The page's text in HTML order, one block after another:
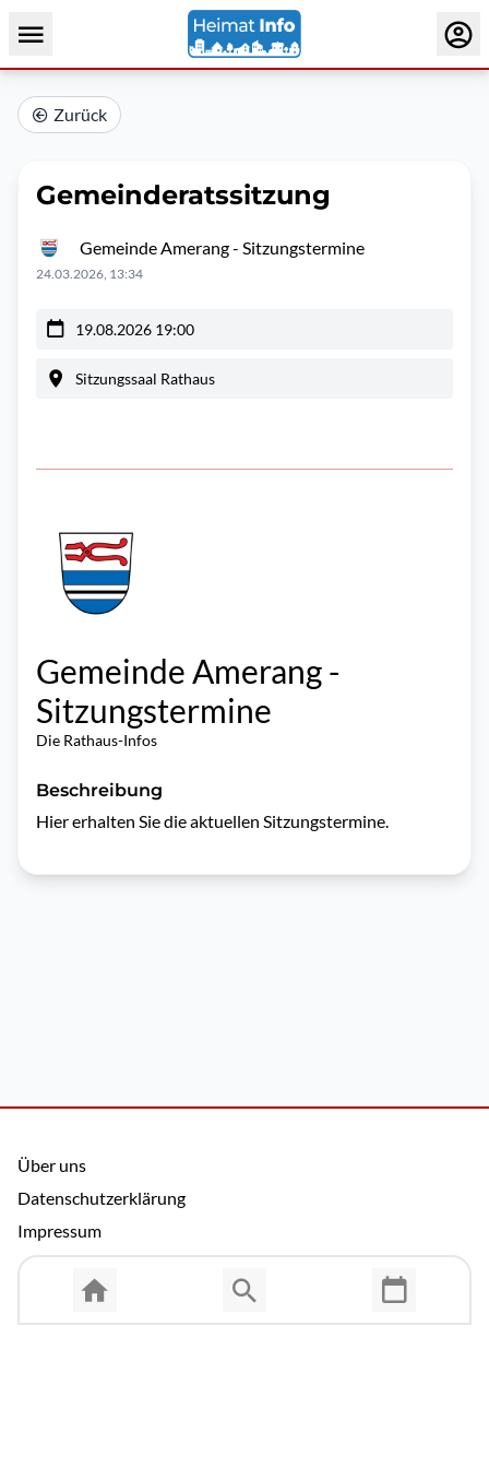
Zurück
Gemeinderatssitzung
Gemeinde Amerang - Sitzungstermine
24.03.2026, 13:34
19.08.2026 19:00
Sitzungssaal Rathaus
Gemeinde Amerang -
Sitzungstermine
Die Rathaus-Infos
Beschreibung
Hier erhalten Sie die aktuellen Sitzungstermine.
Über uns
Datenschutzerklärung
Impressum
Allgemeine Nutzungsbedingungen